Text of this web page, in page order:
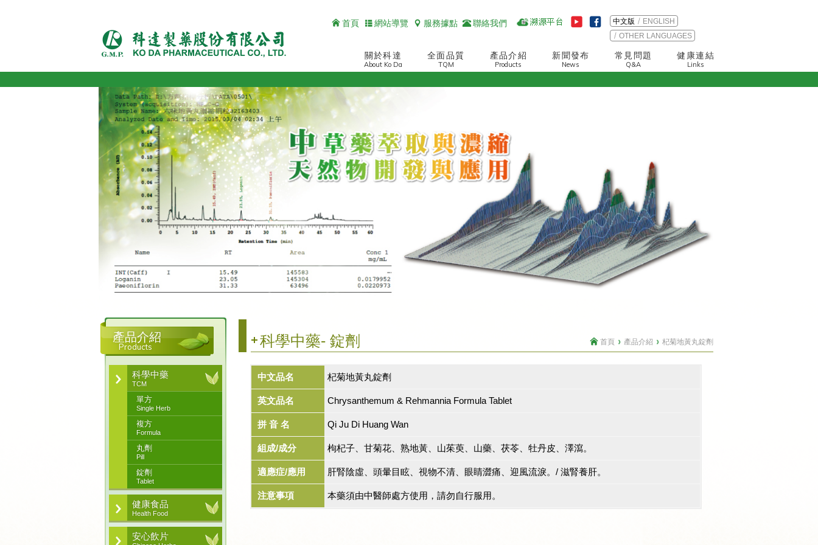
首頁 網站導覽 服務據點 聯絡我們 中文版
ENGLISH
OTHER LANGUAGES
關於科達
About Ko Da
全面品質
TQM
產品介紹
Products
新聞發布
News
常見問題
Q&A
健康連結
Links
科學中藥- 錠劑 首頁 產品介紹 杞菊地黃丸錠劑
中文品名 杞菊地黃丸錠劑
英文品名 Chrysanthemum & Rehmannia Formula Tablet
拼 音 名 Qi Ju Di Huang Wan
組成/成分 枸杞子、甘菊花、熟地黃、山茱萸、山藥、茯苓、牡丹皮、澤瀉。
適應症/應用 肝腎陰虛、頭暈目眩、視物不清、眼睛澀痛、迎風流淚。/ 滋腎養肝。
注意事項 本藥須由中醫師處方使用，請勿自行服用。
產品介紹
Products
科學中藥
TCM
單方
Single Herb
複方
Formula
丸劑
Pill
錠劑
Tablet
健康食品
Health Food
安心飲片